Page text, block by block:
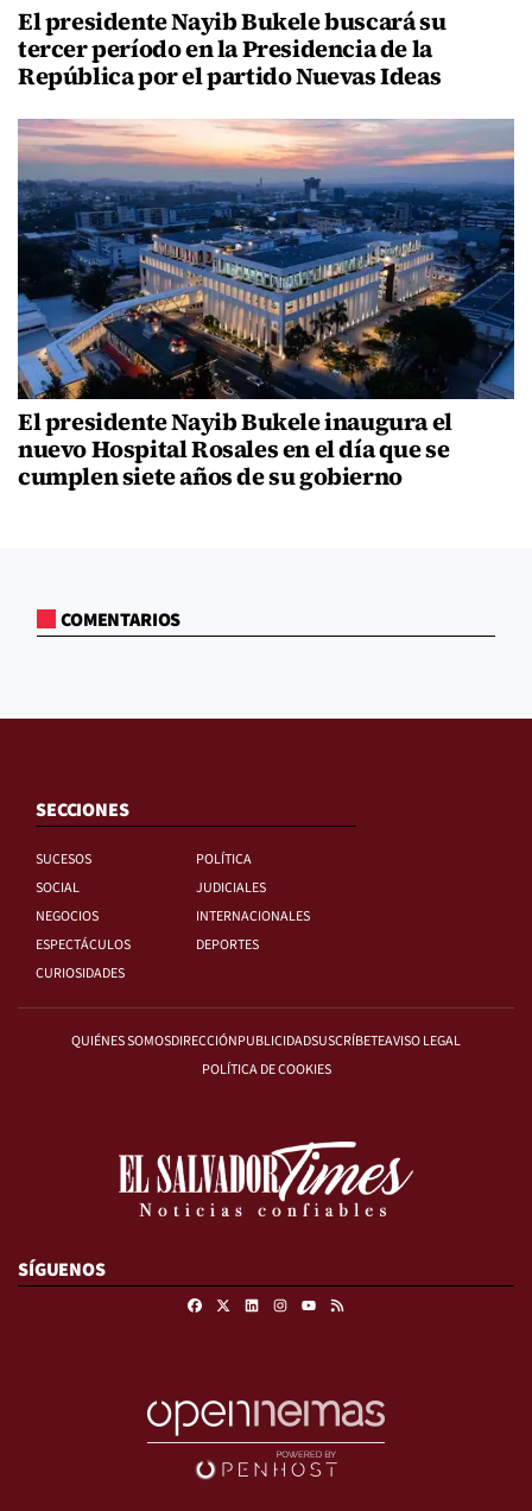
El presidente Nayib Bukele buscará su
tercer período en la Presidencia de la
República por el partido Nuevas Ideas
El presidente Nayib Bukele inaugura el
nuevo Hospital Rosales en el día que se
cumplen siete años de su gobierno
COMENTARIOS
SECCIONES
SUCESOS
POLÍTICA
SOCIAL
JUDICIALES
NEGOCIOS
INTERNACIONALES
ESPECTÁCULOS
DEPORTES
CURIOSIDADES
QUIÉNES SOMOSDIRECCIÓNPUBLICIDADSUSCRÍBETEAVISO LEGAL
POLÍTICA DE COOKIES
SÍGUENOS
FacebookLinkedinInstagram